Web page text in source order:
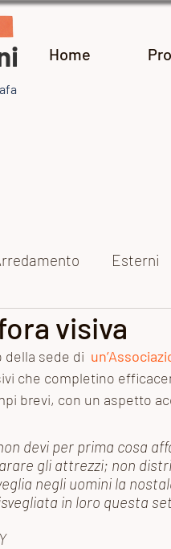
Home
Esterni
Progetti
visiva
della sede di
che completino
brevi, con un aspetto
devi per prima cosa
gli attrezzi; non
negli uomini la
in loro questa